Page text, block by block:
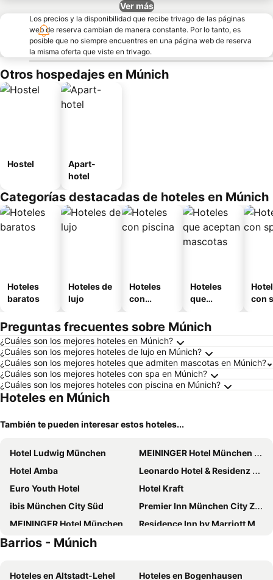
Ver más
Los precios y la disponibilidad que recibe trivago de las páginas
web de reserva cambian de manera constante. Por lo tanto, es
posible que no siempre encuentres en una página web de reserva
la misma oferta que viste en trivago.
Otros hospedajes en Múnich
Hostel
Apart-
hotel
Categorías destacadas de hoteles en Múnich
Hoteles
baratos
Hoteles de
lujo
Hoteles
con
Hoteles
que
mascotas
con
Preguntas frecuentes sobre Múnich
¿Cuáles son los mejores hoteles en Múnich?
¿Cuáles son los mejores hoteles de lujo en Múnich?
¿Cuáles son los mejores hoteles que admiten mascotas en Múnich?
¿Cuáles son los mejores hoteles con spa en Múnich?
¿Cuáles son los mejores hoteles con piscina en Múnich?
Hoteles en Múnich
También te pueden interesar estos hoteles...
Hotel Ludwig München
MEININGER Hotel München Olympiapark
Hotel Amba
Leonardo Hotel & Residenz München
Euro Youth Hotel
Hotel Kraft
ibis München City Süd
Premier Inn München City Zentrum
MEININGER Hotel München Zentrum
Residence Inn by Marriott Munich Central
Prize by Radisson, Munich-Airport
Hilton Munich City
Augusten Hotel München
Barrios - Múnich
Hoteles en Altstadt-Lehel
Hoteles en Bogenhausen